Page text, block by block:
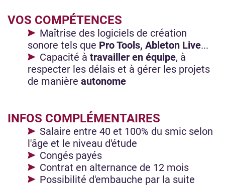
VOS COMPÉTENCES
Maîtrise des logiciels de création
sonore tels que Pro Tools, Ableton Live...
Capacité à travailler en équipe, à
respecter les délais et à gérer les projets
de manière autonome
INFOS COMPLÉMENTAIRES
Salaire entre 40 et 100% du smic selon
l'âge et le niveau d'étude
Congés payés
Contrat en alternance de 12 mois
Possibilité d'embauche par la suite